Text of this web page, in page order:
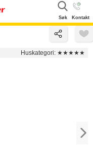
Kontakt
Søk
Huskategori: ★★★★★